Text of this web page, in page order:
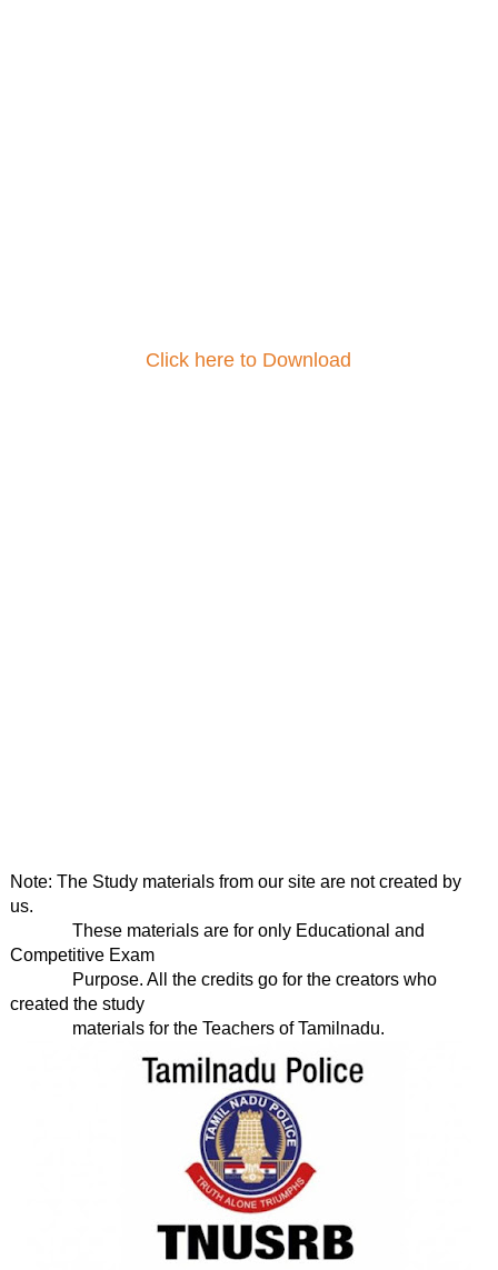
Click here to Download
Note: The Study materials from our site are not created by
us.
Competitive Exam
created the study
              materials for the Teachers of Tamilnadu.